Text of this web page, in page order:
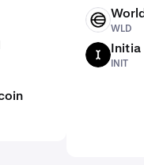
Knoten im
– dies garantiert,
sicher bleibt.
ist ihre Fähigkeit,
Diese Fähigkeit
„Turing-
WLD
WLD
Initia
INIT